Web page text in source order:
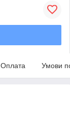
Оплата Умови